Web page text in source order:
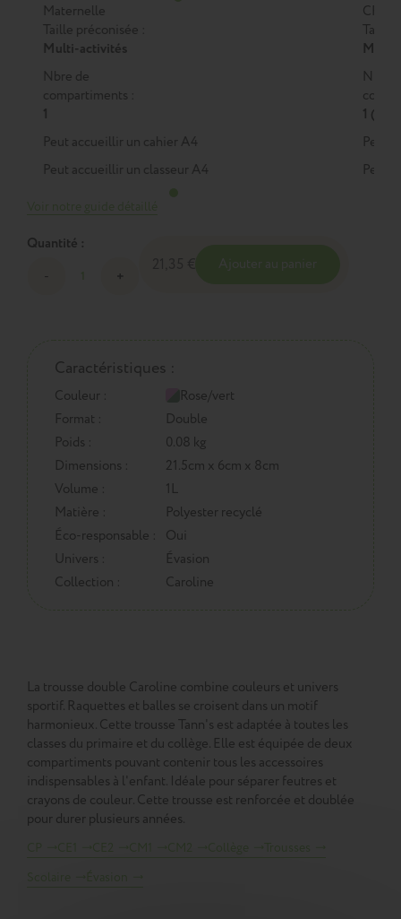
Maternelle
Taille préconisée :
Multi-activités
Nbre de
compartiments :
1
Peut accueillir un cahier A4
Peut accueillir un classeur A4
CP
Taille
M
Nbre
1 (M)
Peut
Peut
Quantité :
Caractéristiques :
Couleur :
Rose/vert
Format :
Double
Poids :
0.08 kg
Dimensions :
21.5cm x 6cm x 8cm
Volume :
1L
Matière :
Polyester recyclé
Éco-responsable :
Oui
Univers :
Évasion
Collection :
Caroline
La trousse double Caroline combine couleurs et univers
sportif. Raquettes et balles se croisent dans un motif
harmonieux. Cette trousse Tann's est adaptée à toutes les
classes du primaire et du collège. Elle est équipée de deux
compartiments pouvant contenir tous les accessoires
indispensables à l'enfant. Idéale pour séparer feutres et
crayons de couleur. Cette trousse est renforcée et doublée
pour durer plusieurs années.